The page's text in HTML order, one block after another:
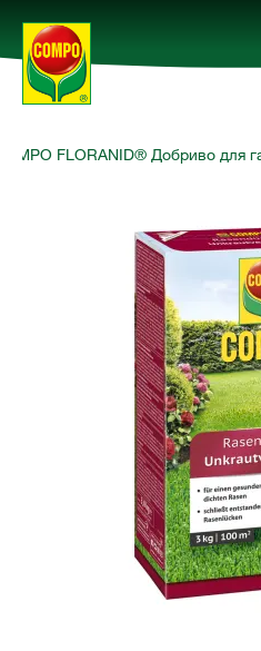
Продукти
FLORANID® Добриво для